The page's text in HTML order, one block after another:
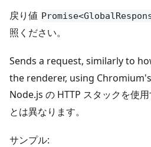
戻り値
照ください。
Sends a request, similarly to
the renderer, using
Node.js の HTTP スタックを使
とは異なります。
サンプル: